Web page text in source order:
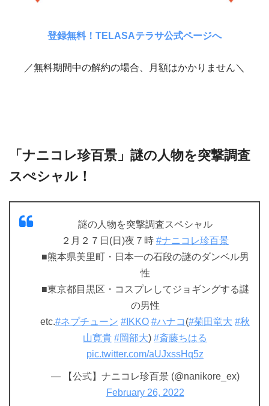
登録無料！TELASAテラサ公式ページへ
／無料期間中の解約の場合、月額はかかりません＼
「ナニコレ珍百景」謎の人物を突撃調査
スぺシャル！
謎の人物を突撃調査スペシャル
２月２７日(日)夜７時 #ナニコレ珍百景
■熊本県美里町・日本一の石段の謎のダンベル男
性
■東京都目黒区・コスプレしてジョギングする謎
の男性
etc.#ネプチューン #IKKO #ハナコ (#菊田竜大 #秋
山寛貴 #岡部大) #斎藤ちはる
pic.twitter.com/aUJxssHq5z
— 【公式】ナニコレ珍百景 (@nanikore_ex)
February 26, 2022